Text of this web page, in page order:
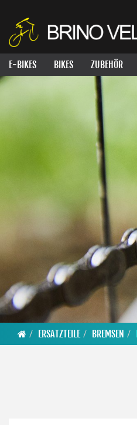
E-BIKES BIKES ZUBEHÖR
ERSATZTEILE BREMSEN